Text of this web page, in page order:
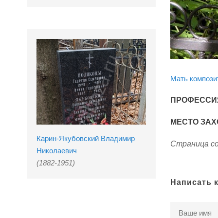
Карин-Якубовский Владимир
Николаевич
(1882-1951)
Мать
МЕСТО
Страница
Написать